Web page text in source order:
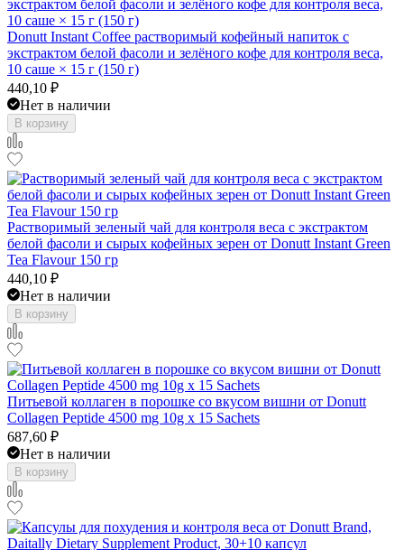
Donutt Instant Coffee растворимый кофейный напиток с
экстрактом белой фасоли и зелёного кофе для контроля веса,
10 саше × 15 г (150 г)
440,10 ₽
Нет в наличии
В корзину
Растворимый зеленый чай для контроля веса с экстрактом
белой фасоли и сырых кофейных зерен от Donutt Instant Green
Tea Flavour 150 гр
440,10 ₽
Нет в наличии
В корзину
Питьевой коллаген в порошке со вкусом вишни от Donutt
Collagen Peptide 4500 mg 10g x 15 Sachets
687,60 ₽
Нет в наличии
В корзину